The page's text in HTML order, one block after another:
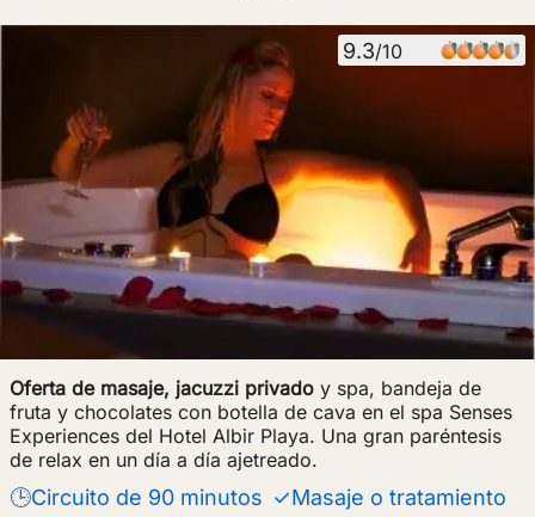
9.3/10
Oferta de masaje, jacuzzi privado y spa, bandeja de
fruta y chocolates con botella de cava en el spa Senses
Experiences del Hotel Albir Playa. Una gran paréntesis
de relax en un día a día ajetreado.
🕒Circuito de 90 minutos ✓Masaje o tratamiento